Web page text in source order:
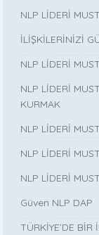
NLP LİDERİ
İLİŞKİLERİNİZİ
NLP LİDERİ
NLP LİDERİ
KURMAK
NLP LİDERİ
NLP LİDERİ
NLP LİDERİ
Güven NLP DAP
TÜRKİYE’DE